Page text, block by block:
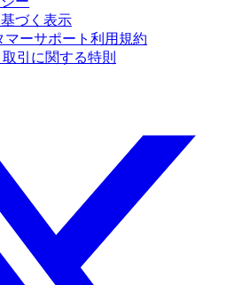
づく表示
ーサポート利用規約
引に関する特則